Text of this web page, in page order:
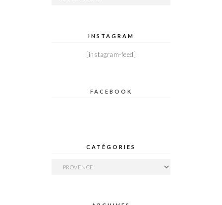
INSTAGRAM
[instagram-feed]
FACEBOOK
CATÉGORIES
Catégories